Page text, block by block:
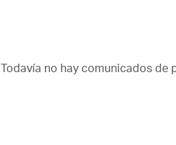
Todavía no hay comunicados de